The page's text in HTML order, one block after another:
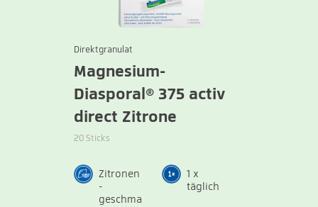
Direktgranulat
Magnesium-
Diasporal® 375 activ
direct Zitrone
20 Sticks
Zitronen
-
geschma
1 x
täglich